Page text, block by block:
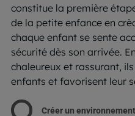
constitue la première
de la petite enfance en
chaque enfant se sente
sécurité dès son arrivée.
chaleureux et rassurant,
enfants et favorisent leur
Créer un